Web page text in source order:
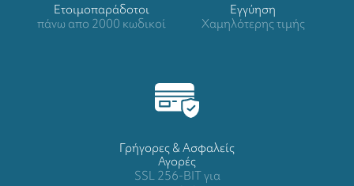
Ετοιμοπαράδοτοι
πάνω απο 2000 κωδικοί
Eγγύηση
Χαμηλότερης τιμής
Γρήγορες & Ασφαλείς
Αγορές
SSL 256-BIT για